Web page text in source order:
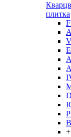
плитка